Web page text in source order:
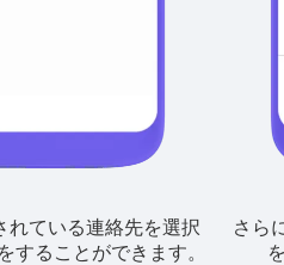
れている連絡先を選択
することができます。
さら